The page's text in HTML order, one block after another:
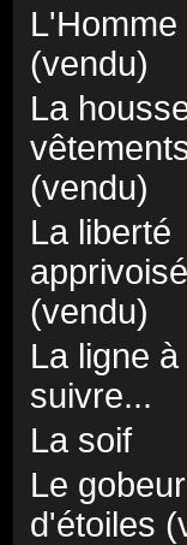
L'Homme
(vendu)
La
(vendu)
La liberté
(vendu)
La ligne à
suivre...
La soif
Le gobeur
d'étoiles